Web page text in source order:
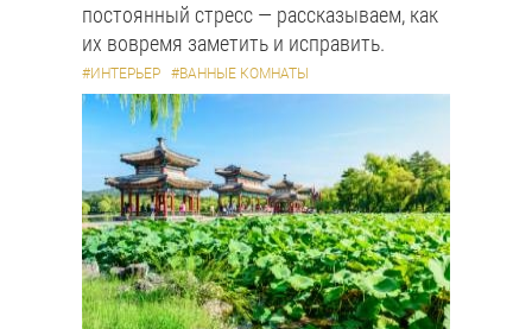
постоянный стресс — рассказываем, как
их вовремя заметить и исправить.
#ИНТЕРЬЕР #ВАННЫЕ КОМНАТЫ